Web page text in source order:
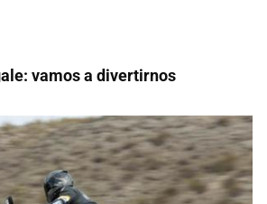
vamos a divertirnos